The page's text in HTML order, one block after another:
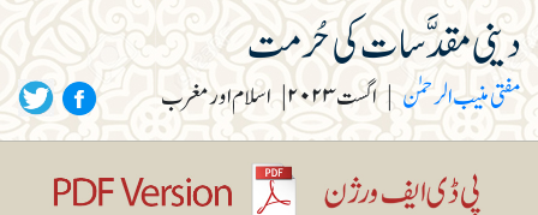
دینی مقدَّسات کی حُرمت
مفتی منیب الرحمٰن | اگست ۲۰۲۳ | اسلام اور مغرب